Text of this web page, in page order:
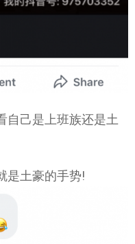
自己是上班族还是土
是土豪的手势!